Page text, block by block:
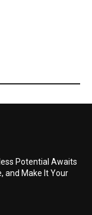
Potential Awaits
and Make It Your